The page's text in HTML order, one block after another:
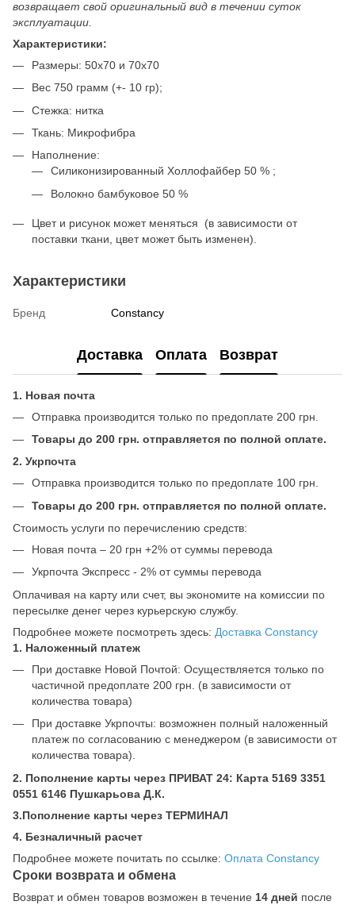
возвращает свой оригинальный вид в течении суток
эксплуатации.
Характеристики:
Размеры: 50x70 и 70х70
Вес 750 грамм (+- 10 гр);
Стежка: нитка
Ткань: Микрофибра
Наполнение:
Силиконизированный Холлофайбер 50 % ;
Волокно бамбуковое 50 %
Цвет и рисунок может меняться (в зависимости от
поставки ткани, цвет может быть изменен).
Характеристики
Бренд Constancy
Доставка Оплата Возврат
1. Новая почта
Отправка производится только по предоплате 200 грн.
Товары до 200 грн. отправляется по полной оплате.
2. Укрпочта
Отправка производится только по предоплате 100 грн.
Товары до 200 грн. отправляется по полной оплате.
Стоимость услуги по перечислению средств:
Новая почта – 20 грн +2% от суммы перевода
Укрпочта Экспресс - 2% от суммы перевода
Оплачивая на карту или счет, вы экономите на комиссии по
пересылке денег через курьерскую службу.
Подробнее можете посмотреть здесь: Доставка Constancy
1. Наложенный платеж
При доставке Новой Почтой: Осуществляется только по
частичной предоплате 200 грн. (в зависимости от
количества товара)
При доставке Укрпочты: возможнен полный наложенный
платеж по согласованию с менеджером (в зависимости от
количества товара).
2. Пополнение карты через ПРИВАТ 24: Карта 5169 3351
0551 6146 Пушкарьова Д.К.
3.Пополнение карты через ТЕРМИНАЛ
4. Безналичный расчет
Подробнее можете почитать по ссылке: Оплата Constancy
Сроки возврата и обмена
Возврат и обмен товаров возможен в течение 14 дней после